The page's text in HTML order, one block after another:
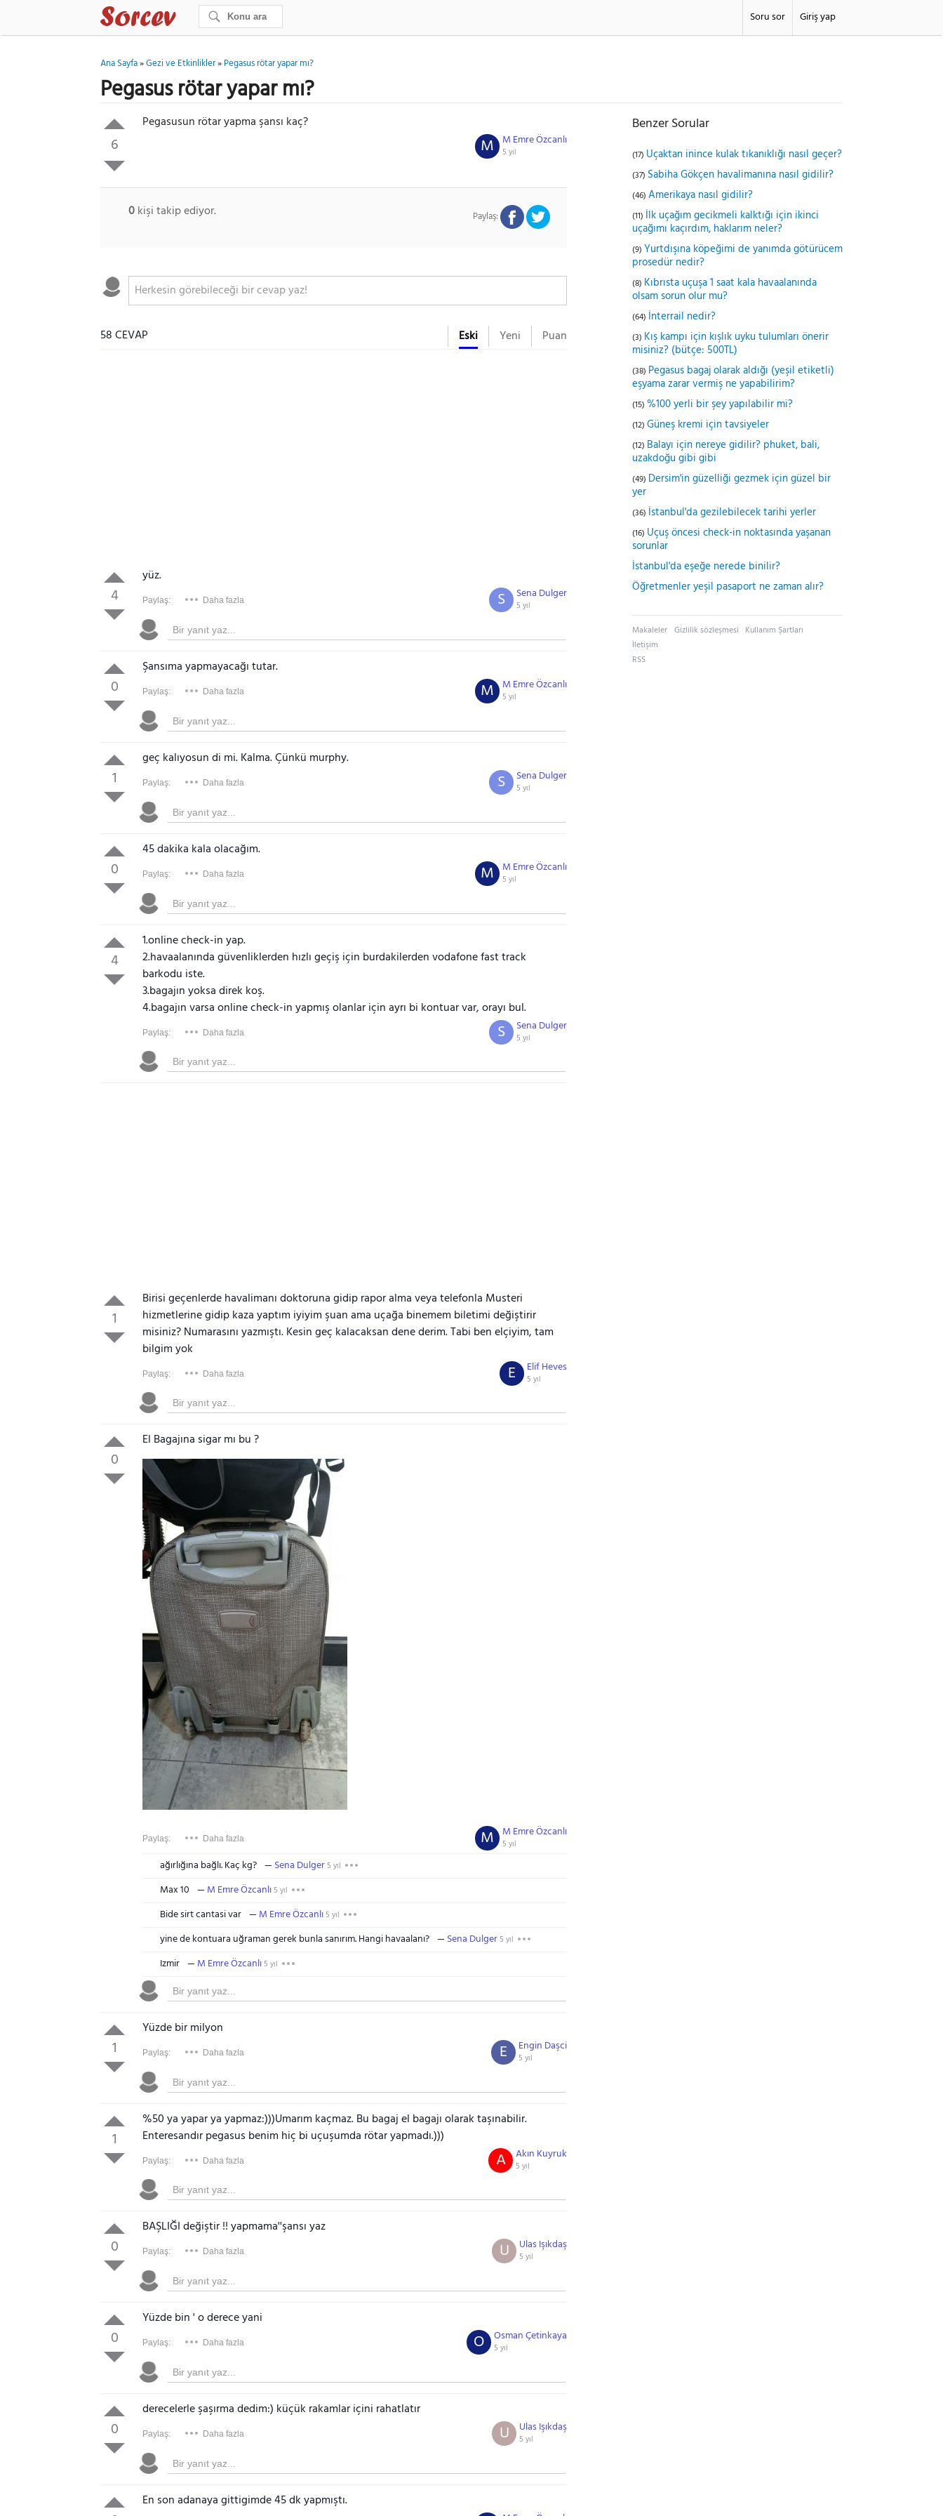
Giriş yap
Soru sor
Ana Sayfa»Gezi ve Etkinlikler»Pegasus rötar yapar mı?
Pegasus rötar yapar mı?
6
Pegasusun rötar yapma şansı kaç?
M Emre Özcanlı
5 yıl
M
0kişi takip ediyor. Paylaş:
58 CEVAP Eski Yeni Puan
4
yüz.
Paylaş: Daha fazla Sena Dulger
5 yıl
S
0
Şansıma yapmayacağı tutar.
Paylaş: Daha fazla M Emre Özcanlı
5 yıl
M
1
geç kalıyosun di mi. Kalma. Çünkü murphy.
Paylaş: Daha fazla Sena Dulger
5 yıl
S
0
45 dakika kala olacağım.
Paylaş: Daha fazla M Emre Özcanlı
5 yıl
M
4
1.online check-in yap.
2.havaalanında güvenliklerden hızlı geçiş için burdakilerden vodafone fast track
barkodu iste.
3.bagajın yoksa direk koş.
4.bagajın varsa online check-in yapmış olanlar için ayrı bi kontuar var, orayı bul.
Paylaş: Daha fazla Sena Dulger
5 yıl
S
1
Birisi geçenlerde havalimanı doktoruna gidip rapor alma veya telefonla Musteri
hizmetlerine gidip kaza yaptım iyiyim şuan ama uçağa binemem biletimi değiştirir
misiniz? Numarasını yazmıştı. Kesin geç kalacaksan dene derim. Tabi ben elçiyim, tam
bilgim yok
Paylaş: Daha fazla Elif Heves
5 yıl
E
0
El Bagajına sigar mı bu ?
Paylaş: Daha fazla M Emre Özcanlı
5 yıl
M
ağırlığına bağlı. Kaç kg? Sena Dulger5 yıl
Max 10 M Emre Özcanlı5 yıl
Bide sirt cantasi var M Emre Özcanlı5 yıl
yine de kontuara uğraman gerek bunla sanırım. Hangi havaalanı? Sena Dulger5 yıl
Izmir M Emre Özcanlı5 yıl
1
Yüzde bir milyon
Paylaş: Daha fazla Engin Daşci
5 yıl
E
1
%50 ya yapar ya yapmaz:)))Umarım kaçmaz. Bu bagaj el bagajı olarak taşınabilir.
Enteresandır pegasus benim hiç bi uçuşumda rötar yapmadı.)))
Paylaş: Daha fazla Akın Kuyruk
5 yıl
A
0
BAŞLIĞI değiştir !! yapmama''şansı yaz
Paylaş: Daha fazla Ulas Işıkdaş
5 yıl
U
0
Yüzde bin ' o derece yani
Paylaş: Daha fazla Osman Çetinkaya
5 yıl
O
0
derecelerle şaşırma dedim:) küçük rakamlar içini rahatlatır
Paylaş: Daha fazla Ulas Işıkdaş
5 yıl
U
En son adanaya gittigimde 45 dk yapmıştı.
Benzer Sorular
(17) Uçaktan inince kulak tıkanıklığı nasıl geçer?
(37) Sabiha Gökçen havalimanına nasıl gidilir?
(46) Amerikaya nasıl gidilir?
(11) İlk uçağım gecikmeli kalktığı için ikinci
uçağımı kaçırdım, haklarım neler?
(9) Yurtdışına köpeğimi de yanımda götürücem
prosedür nedir?
(8) Kıbrısta uçuşa 1 saat kala havaalanında
olsam sorun olur mu?
(64) İnterrail nedir?
(3) Kış kampı için kışlık uyku tulumları önerir
misiniz? (bütçe: 500TL)
(38) Pegasus bagaj olarak aldığı (yeşil etiketli)
eşyama zarar vermiş ne yapabilirim?
(15) %100 yerli bir şey yapılabilir mi?
(12) Güneş kremi için tavsiyeler
(12) Balayı için nereye gidilir? phuket, bali,
uzakdoğu gibi gibi
(49) Dersim'in güzelliği gezmek için güzel bir
yer
(36) İstanbul'da gezilebilecek tarihi yerler
(16) Uçuş öncesi check-in noktasında yaşanan
sorunlar
İstanbul'da eşeğe nerede binilir?
Öğretmenler yeşil pasaport ne zaman alır?
Makaleler Gizlilik sözleşmesi Kullanım Şartları
İletişim
RSS